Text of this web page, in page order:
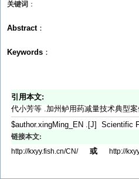
关键词 ：
Abstract：
Keywords ：
引用本文:
代小芳等 .加州鲈用药减量技术典型
$author.xingMing_EN .[J] Scientific
链接本文:
http://kxyy.fish.cn/CN/
或 http://